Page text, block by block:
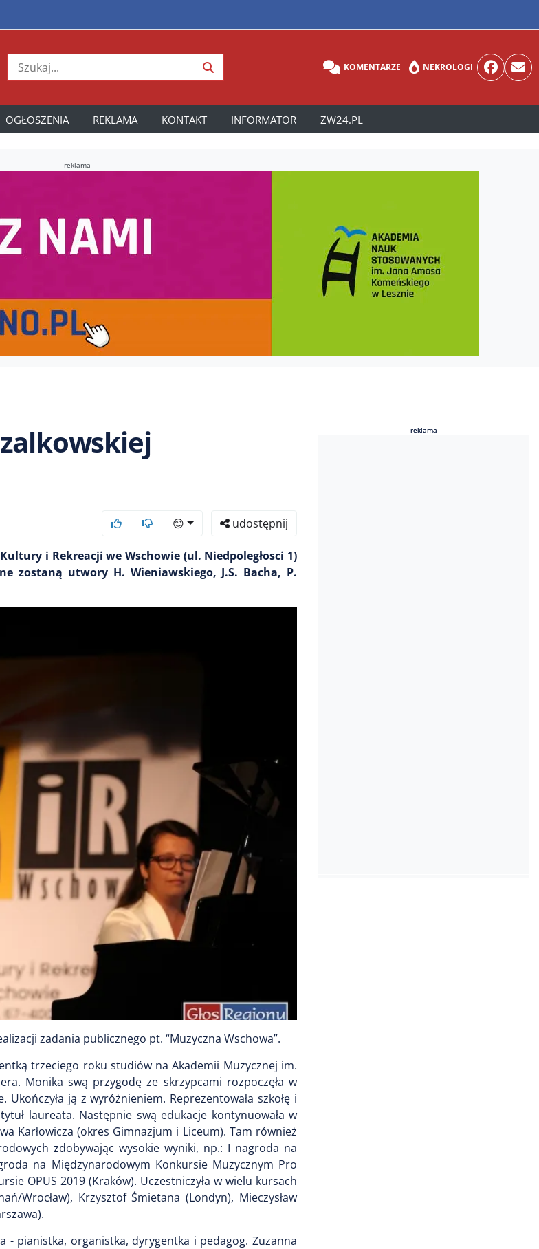
KOMENTARZE NEKROLOGI
OGŁOSZENIA REKLAMA KONTAKT INFORMATOR ZW24.PL
reklama
😊 udostępnij
i Rekreacji we Wschowie (ul. Niedpoległosci 1)
zostaną utwory H. Wieniawskiego, J.S. Bacha, P.
zadania publicznego pt. “Muzyczna Wschowa”.
trzeciego roku studiów na Akademii Muzycznej im.
Monika swą przygodę ze skrzypcami rozpoczęła w
ją z wyróżnieniem. Reprezentowała szkołę i
laureata. Następnie swą edukacje kontynuowała w
Karłowicza (okres Gimnazjum i Liceum). Tam również
zdobywając wysokie wyniki, np.: I nagroda na
na Międzynarodowym Konkursie Muzycznym Pro
OPUS 2019 (Kraków). Uczestniczyła w wielu kursach
Wrocław), Krzysztof Śmietana (Londyn), Mieczysław
- pianistka, organistka, dyrygentka i pedagog. Zuzanna
reklama
reklama